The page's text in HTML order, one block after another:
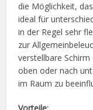
die Möglichkeit,
ideal für
in der Regel sehr
zur
verstellbare
oben oder nach
im Raum zu